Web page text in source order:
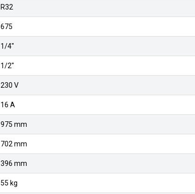
R32
675
1/4"
1/2"
230 V
16 A
975 mm
702 mm
396 mm
55 kg